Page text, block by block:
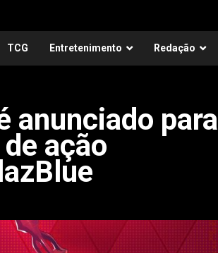
TCG Entretenimento Redação
anunciado para
ação